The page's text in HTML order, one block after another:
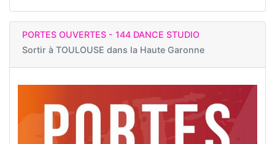
PORTES OUVERTES - 144 DANCE STUDIO
Sortir à TOULOUSE dans la Haute Garonne